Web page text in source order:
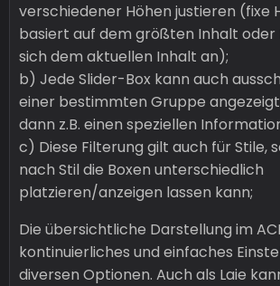
verschiedener Höhen justieren (fixe
basiert auf dem größten Inhalt oder
sich dem aktuellen Inhalt an);
b) Jede Slider-Box kann auch
einer bestimmten Gruppe
dann z.B. einen speziellen
c) Diese Filterung gilt auch für Stile,
nach Stil die Boxen unterschiedlich
platzieren/anzeigen lassen kann;
Die übersichtliche Darstellung im
kontinuierliches und einfaches
diversen Optionen. Auch als Laie